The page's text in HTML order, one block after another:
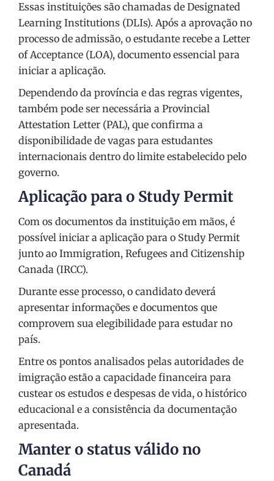
Essas instituições são chamadas de Designated
Learning Institutions (DLIs). Após a aprovação no
processo de admissão, o estudante recebe a Letter
of Acceptance (LOA), documento essencial para
iniciar a aplicação.
Dependendo da província e das regras vigentes,
também pode ser necessária a Provincial
Attestation Letter (PAL), que confirma a
disponibilidade de vagas para estudantes
internacionais dentro do limite estabelecido pelo
governo.
Aplicação para o Study Permit
Com os documentos da instituição em mãos, é
possível iniciar a aplicação para o Study Permit
junto ao Immigration, Refugees and Citizenship
Canada (IRCC).
Durante esse processo, o candidato deverá
apresentar informações e documentos que
comprovem sua elegibilidade para estudar no
país.
Entre os pontos analisados pelas autoridades de
imigração estão a capacidade financeira para
custear os estudos e despesas de vida, o histórico
educacional e a consistência da documentação
apresentada.
Manter o status válido no
Canadá